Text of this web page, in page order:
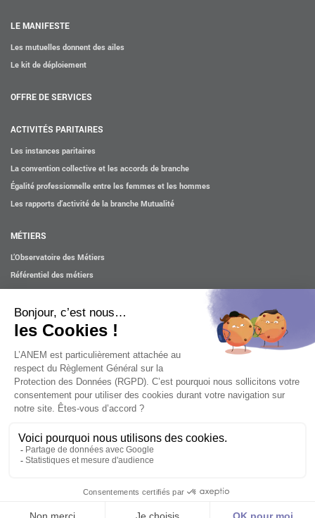
LE MANIFESTE
Les mutuelles donnent des ailes
Le kit de déploiement
OFFRE DE SERVICES
ACTIVITÉS PARITAIRES
Les instances paritaires
La convention collective et les accords de branche
Égalité professionnelle entre les femmes et les hommes
Les rapports d’activité de la branche Mutualité
MÉTIERS
L’Observatoire des Métiers
Référentiel des métiers
Certifications professionnelles
Parcours d’intégration
Politique handicap
ACTUALITÉS
Mentions légales
Confidentialité et cookies